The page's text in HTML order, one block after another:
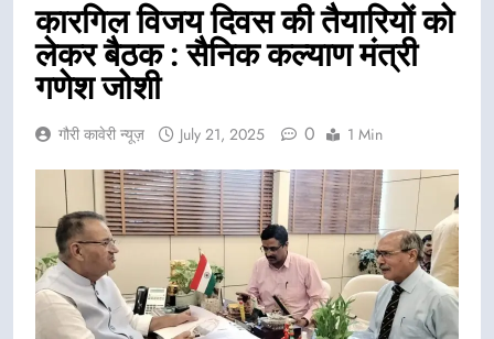
कारगिल विजय दिवस की तैयारियों को
लेकर बैठक : सैनिक कल्याण मंत्री
गणेश जोशी
गौरी कावेरी न्यूज़ July 21, 2025 0 1 Min